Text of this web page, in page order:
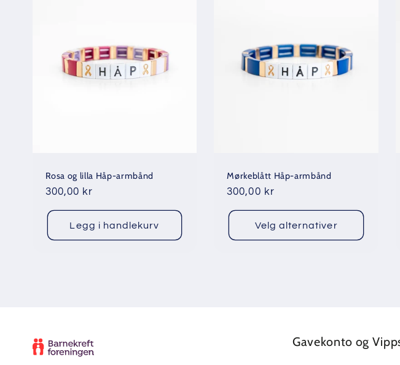
Rosa og lilla Håp-armbånd
Vanlig
300,00 kr
Legg i handlekurv
Mørkeblått Håp-armbånd
Vanlig
300,00 kr
Velg alternativer
Gavekonto og